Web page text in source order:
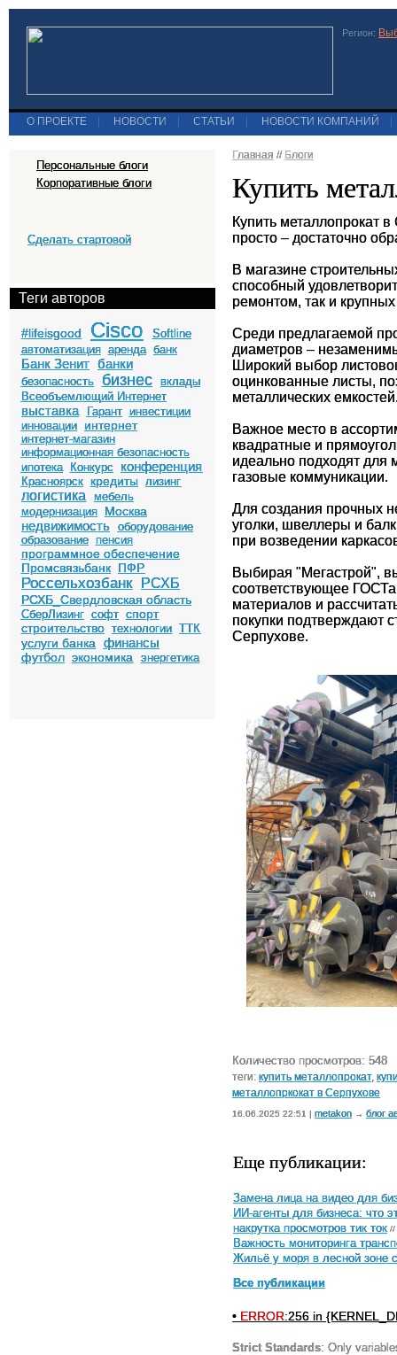
Регион:
О ПРОЕКТЕ НОВОСТИ СТАТЬИ НОВОСТИ КОМПАНИЙ
Персональные блоги
Корпоративные блоги
Сделать стартовой
Теги авторов
#lifeisgood Cisco
Softline
автоматизация аренда банк
Банк Зенит банки
безопасность бизнес
вклады
Всеобъемлющий Интернет
выставка Гарант инвестиции
инновации
интернет
интернет-магазин
информационная безопасность
ипотека
Конкурс конференция
Красноярск кредиты лизинг
логистика
мебель
модернизация
Москва
недвижимость оборудование
образование пенсия
программное обеспечение
Промсвязьбанк ПФР
Россельхозбанк РСХБ
РСХБ_Свердловская область
СберЛизинг софт спорт
строительство технологии ТТК
услуги банка финансы
футбол экономика энергетика
Главная // Блоги
Купить
Купить металлопрокат
просто – достаточно
В магазине
способный
ремонтом, так и
Среди предлагаемой
диаметров –
Широкий выбор
оцинкованные листы,
металлических
Важное место в
квадратные и
идеально подходят для
газовые коммуникации.
Для создания прочных
уголки, швеллеры и
при возведении
Выбирая "Мегастрой",
соответствующее
материалов и
покупки подтверждают
Серпухове.
Количество просмотров: 548
теги: купить металлопрокат,
металлопркокат в Серпухове
16.06.2025 22:51 | metakon → блог
Еще публикации:
Замена лица на видео для
ИИ-агенты для бизнеса: что
накрутка просмотров тик ток //
Важность мониторинга
Жильё у моря в лесной зоне
Все публикации
• ERROR:256 in
Strict Standards: Only